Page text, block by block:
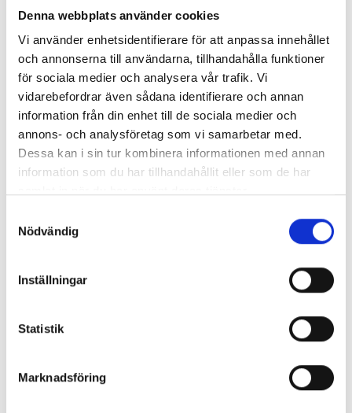
Denna webbplats använder cookies
Vi använder enhetsidentifierare för att anpassa innehållet
och annonserna till användarna, tillhandahålla funktioner
för sociala medier och analysera vår trafik. Vi
vidarebefordrar även sådana identifierare och annan
information från din enhet till de sociala medier och
annons- och analysföretag som vi samarbetar med.
Dessa kan i sin tur kombinera informationen med annan
information som du har tillhandahållit eller som de har
Nödvändig
Inställningar
Statistik
Marknadsföring
FF MSFA
FF – HF P / PA
HF - PN
FF – HF SP / SPS
F 100 / 120 C
MFC – FF CL / CP
Sopsugsystem
Ogräsrensningsmaskiner
Kantskärare